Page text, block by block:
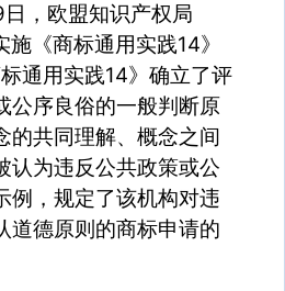
，欧盟知识产权局
施《商标通用实践14》
标通用实践14》确立了评
公序良俗的一般判断原
的共同理解、概念之间
认为违反公共政策或公
例，规定了该机构对违
道德原则的商标申请的